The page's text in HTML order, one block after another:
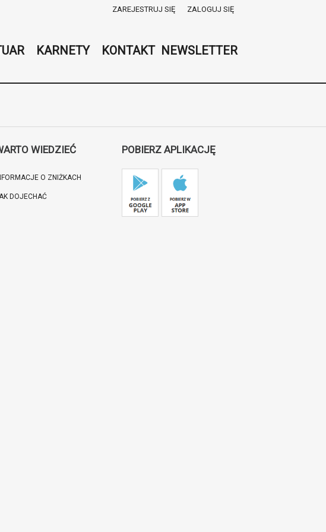
ZAREJESTRUJ SIĘ ZALOGUJ SIĘ
0,00
KARNETY KONTAKT NEWSLETTER
WIEDZIEĆ
O ZNIŻKACH
DOJECHAĆ
POBIERZ APLIKACJĘ